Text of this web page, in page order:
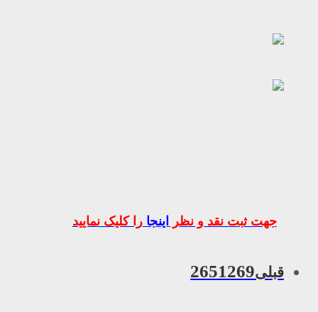
جهت ثبت نقد و نظر اینجارا کلیک نمایید
قبلی2651269